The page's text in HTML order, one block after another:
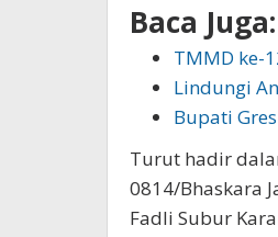
Baca Juga:
TMMD ke-
Lindungi
Bupati
Turut hadir
0814/Bhaskara
Fadli Subur